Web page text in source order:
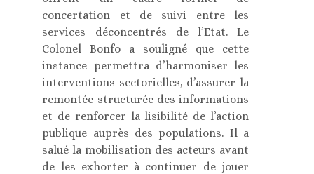
concertation et de suivi entre les
services déconcentrés de l’Etat. Le
Colonel Bonfo a souligné que cette
instance permettra d’harmoniser les
interventions sectorielles, d’assurer la
remontée structurée des informations
et de renforcer la lisibilité de l’action
publique auprès des populations. Il a
salué la mobilisation des acteurs avant
de les exhorter à continuer de jouer